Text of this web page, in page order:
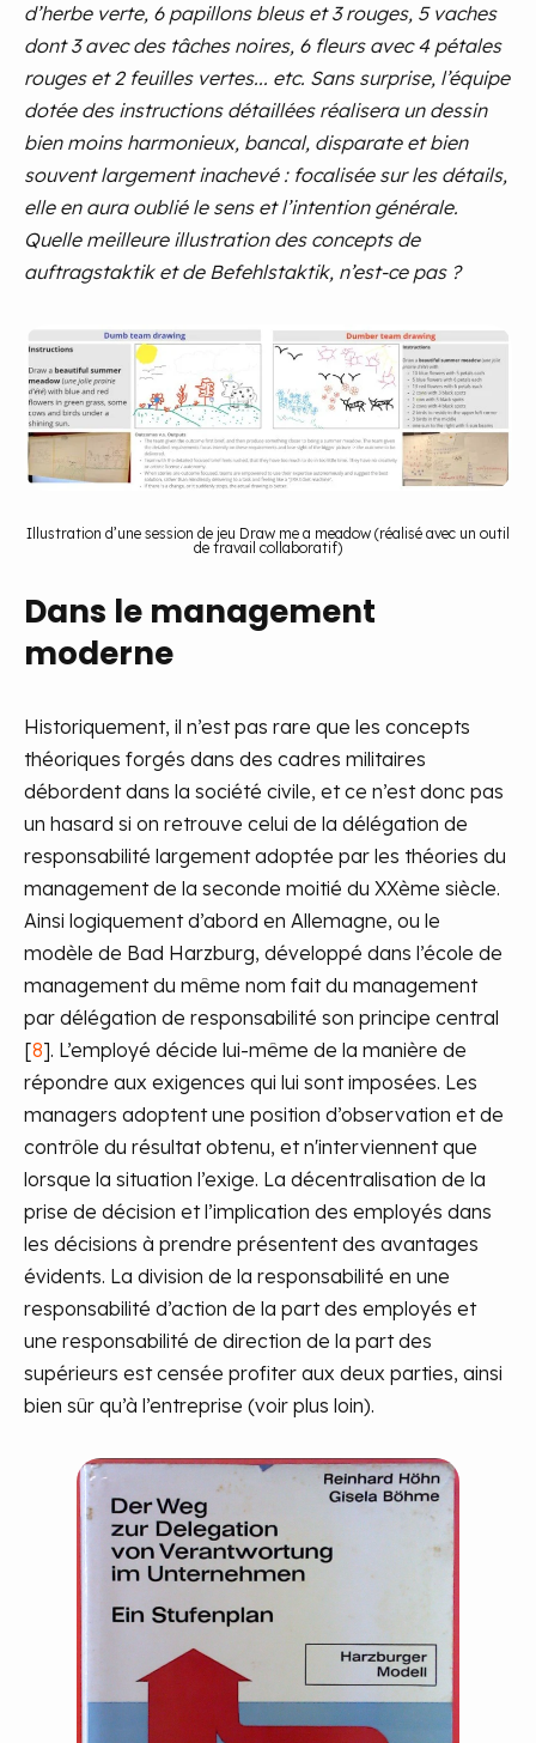
d’herbe verte, 6 papillons bleus et 3 rouges, 5 vaches
dont 3 avec des tâches noires, 6 fleurs avec 4 pétales
rouges et 2 feuilles vertes... etc. Sans surprise, l’équipe
dotée des instructions détaillées réalisera un dessin
bien moins harmonieux, bancal, disparate et bien
souvent largement inachevé : focalisée sur les détails,
elle en aura oublié le sens et l’intention générale.
Quelle meilleure illustration des concepts de
auftragstaktik et de Befehlstaktik, n’est-ce pas ?
Illustration d’une session de jeu Draw me a meadow (réalisé avec un outil
de travail collaboratif)
Dans le management
moderne
Historiquement, il n’est pas rare que les concepts
théoriques forgés dans des cadres militaires
débordent dans la société civile, et ce n’est donc pas
un hasard si on retrouve celui de la délégation de
responsabilité largement adoptée par les théories du
management de la seconde moitié du XXème siècle.
Ainsi logiquement d’abord en Allemagne, ou le
modèle de Bad Harzburg, développé dans l’école de
management du même nom fait du management
par délégation de responsabilité son principe central
[8]. L’employé décide lui-même de la manière de
répondre aux exigences qui lui sont imposées. Les
managers adoptent une position d’observation et de
contrôle du résultat obtenu, et n'interviennent que
lorsque la situation l’exige. La décentralisation de la
prise de décision et l’implication des employés dans
les décisions à prendre présentent des avantages
évidents. La division de la responsabilité en une
responsabilité d’action de la part des employés et
une responsabilité de direction de la part des
supérieurs est censée profiter aux deux parties, ainsi
bien sûr qu’à l’entreprise (voir plus loin).